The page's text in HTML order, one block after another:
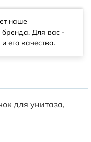
наше
бренда. Для вас -
его качества.
для унитаза,